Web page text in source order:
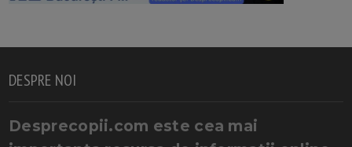
DESPRE NOI
Desprecopii.com este cea mai